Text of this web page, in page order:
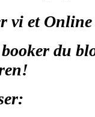
vi et
du